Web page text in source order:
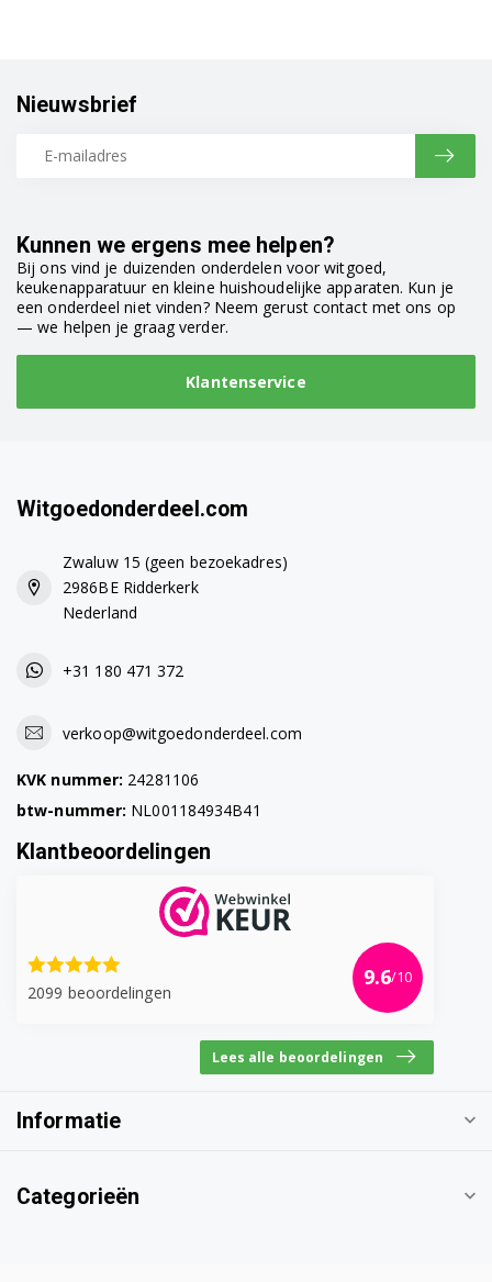
Kunnen we ergens mee helpen?
Bij ons vind je duizenden onderdelen voor witgoed,
keukenapparatuur en kleine huishoudelijke apparaten. Kun je
een onderdeel niet vinden? Neem gerust contact met ons op
— we helpen je graag verder.
Klantenservice
Nieuwsbrief
Witgoedonderdeel.com
Zwaluw 15 (geen bezoekadres)
2986BE Ridderkerk
Nederland
+31 180 471 372
verkoop@witgoedonderdeel.com
KVK nummer: 24281106
btw-nummer: NL001184934B41
Klantbeoordelingen
2099 beoordelingen
9.6/10
Lees alle beoordelingen
Informatie
Categorieën